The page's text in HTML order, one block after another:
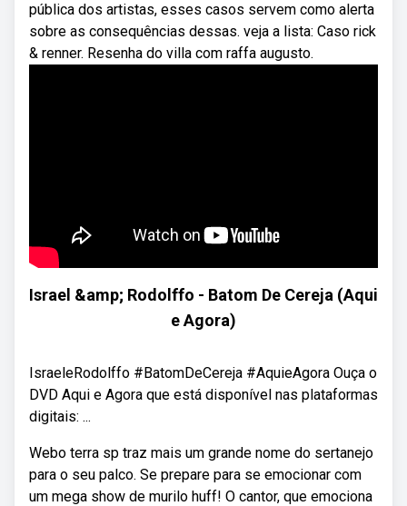
pública dos artistas, esses casos servem como alerta
sobre as consequências dessas. veja a lista: Caso rick
& renner. Resenha do villa com raffa augusto.
Israel &amp; Rodolffo - Batom De Cereja (Aqui
e Agora)
IsraeleRodolffo #BatomDeCereja #AquieAgora Ouça o
DVD Aqui e Agora que está disponível nas plataformas
digitais: ...
Webo terra sp traz mais um grande nome do sertanejo
para o seu palco. Se prepare para se emocionar com
um mega show de murilo huff! O cantor, que emociona